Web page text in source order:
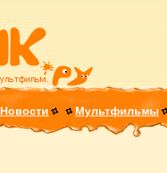
Новости Мультфильмы